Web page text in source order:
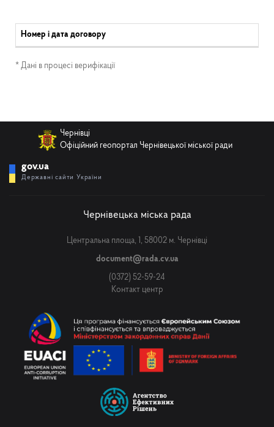
Номер і дата договору
* Дані в процесі верифікації
Чернівці
Офіційний геопортал Чернівецької міської ради
gov.ua
Державні сайти України
Чернівецька міська рада
Центральна площа, 1, 58002 м. Чернівці
document@rada.cv.ua
(0372) 52-59-24
Контакт центр